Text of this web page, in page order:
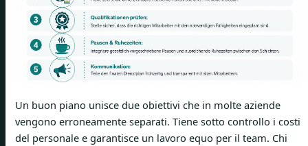
Un buon piano unisce due obiettivi che in molte aziende
vengono erroneamente separati. Tiene sotto controllo i costi
del personale e garantisce un lavoro equo per il team. Chi